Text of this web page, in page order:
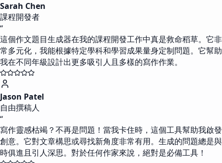
Sarah Chen
課程開發者
“
這個作文題目生成器在我的課程開發工作中真是救命稻草。它非
常多元化，我能根據特定學科和學習成果量身定制問題。它幫助
我在不同年級設計出更多吸引人且多樣的寫作作業。
Jason Patel
自由撰稿人
“
寫作靈感枯竭？不再是問題！當我卡住時，這個工具幫助我啟發
創意。它對文章構思或尋找新角度非常有用。生成的問題總是與
時俱進且引人深思。對於任何作家來說，絕對是必備工具！